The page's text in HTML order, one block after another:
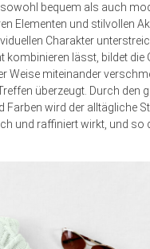
bequem als auch
Elementen und stilvollen
Charakter
kombinieren lässt, bildet
Weise miteinander
überzeugt. Durch den
wird der alltägliche
und raffiniert wirkt, und so